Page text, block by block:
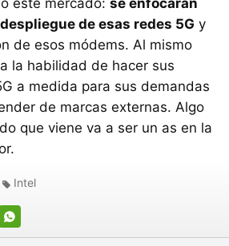
este mercado: se enfocarán
de esas redes 5G y
de esos módems. Al mismo
la habilidad de hacer sus
a medida para sus demandas
de marcas externas. Algo
que viene va a ser un as en la
Intel